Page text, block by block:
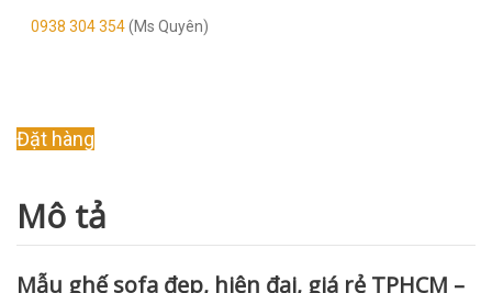
0938 304 354(Ms Quyên)
Original
was:
9.000.000 ₫.
Current
6.500.000 ₫.
Đặt hàng
Mô tả
Mẫu ghế sofa đẹp, hiện đại, giá rẻ TPHCM –